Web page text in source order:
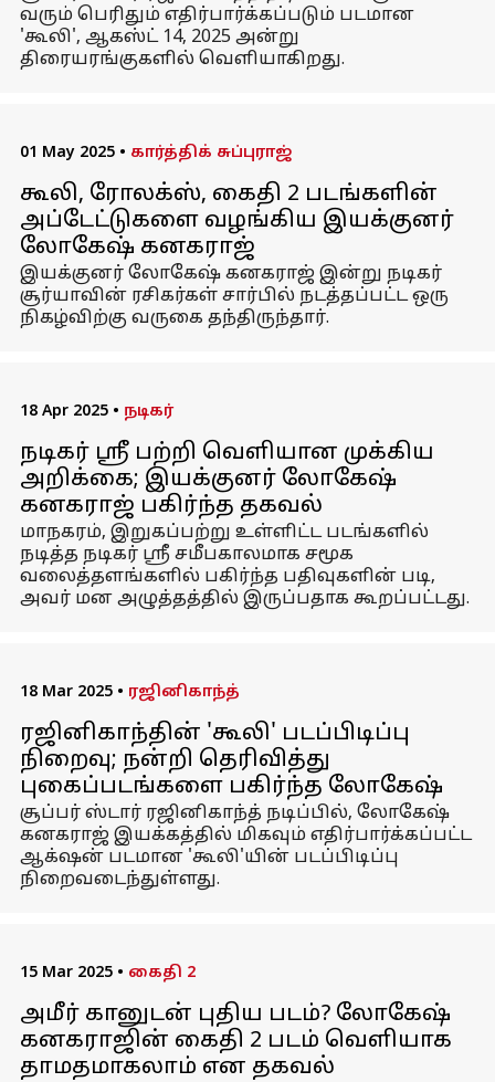
வரும் பெரிதும் எதிர்பார்க்கப்படும் படமான
'கூலி', ஆகஸ்ட் 14, 2025 அன்று
திரையரங்குகளில் வெளியாகிறது.
01 May 2025 • கார்த்திக் சுப்புராஜ்
கூலி, ரோலக்ஸ், கைதி 2 படங்களின்
அப்டேட்டுகளை வழங்கிய இயக்குனர்
லோகேஷ் கனகராஜ்
இயக்குனர் லோகேஷ் கனகராஜ் இன்று நடிகர்
சூர்யாவின் ரசிகர்கள் சார்பில் நடத்தப்பட்ட ஒரு
நிகழ்விற்கு வருகை தந்திருந்தார்.
18 Apr 2025 • நடிகர்
நடிகர் ஸ்ரீ பற்றி வெளியான முக்கிய
அறிக்கை; இயக்குனர் லோகேஷ்
கனகராஜ் பகிர்ந்த தகவல்
மாநகரம், இறுகப்பற்று உள்ளிட்ட படங்களில்
நடித்த நடிகர் ஸ்ரீ சமீபகாலமாக சமூக
வலைத்தளங்களில் பகிர்ந்த பதிவுகளின் படி,
அவர் மன அழுத்தத்தில் இருப்பதாக கூறப்பட்டது.
18 Mar 2025 • ரஜினிகாந்த்
ரஜினிகாந்தின் 'கூலி' படப்பிடிப்பு
நிறைவு; நன்றி தெரிவித்து
புகைப்படங்களை பகிர்ந்த லோகேஷ்
சூப்பர் ஸ்டார் ரஜினிகாந்த் நடிப்பில், லோகேஷ்
கனகராஜ் இயக்கத்தில் மிகவும் எதிர்பார்க்கப்பட்ட
ஆக்‌ஷன் படமான 'கூலி'யின் படப்பிடிப்பு
நிறைவடைந்துள்ளது.
15 Mar 2025 • கைதி 2
அமீர் கானுடன் புதிய படம்? லோகேஷ்
கனகராஜின் கைதி 2 படம் வெளியாக
தாமதமாகலாம் என தகவல்